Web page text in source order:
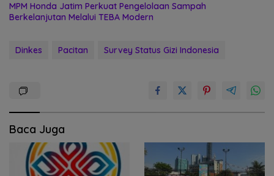
MPM Honda Jatim Perkuat Pengelolaan Sampah
Berkelanjutan Melalui TEBA Modern
Dinkes Pacitan Survey Status Gizi Indonesia
Baca Juga